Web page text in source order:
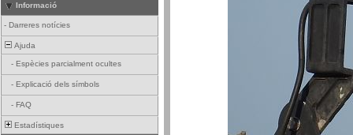
Informació
- Darreres notícies
Ajuda
- Espècies parcialment ocultes
- Explicació dels símbols
- FAQ
Estadístiques